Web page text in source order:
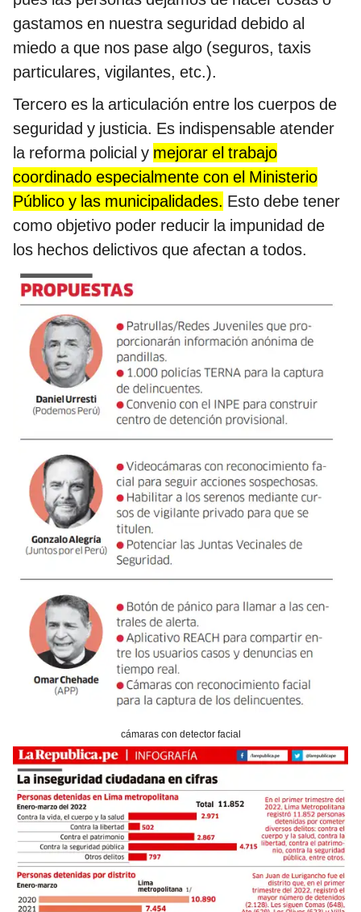
gastamos en nuestra seguridad debido al
miedo a que nos pase algo (seguros, taxis
particulares, vigilantes, etc.).
Tercero es la articulación entre los cuerpos de
seguridad y justicia. Es indispensable atender
la reforma policial y mejorar el trabajo
coordinado especialmente con el Ministerio
Público y las municipalidades. Esto debe tener
como objetivo poder reducir la impunidad de
los hechos delictivos que afectan a todos.
cámaras con detector facial